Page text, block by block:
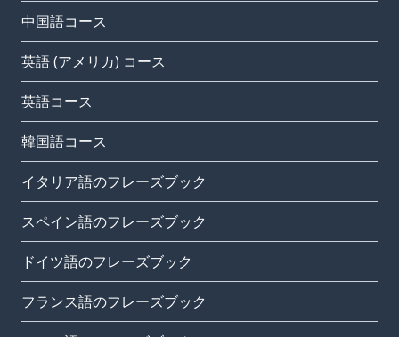
中国語コース
英語 (アメリカ) コース
英語コース
韓国語コース
イタリア語のフレーズブック
スペイン語のフレーズブック
ドイツ語のフレーズブック
フランス語のフレーズブック